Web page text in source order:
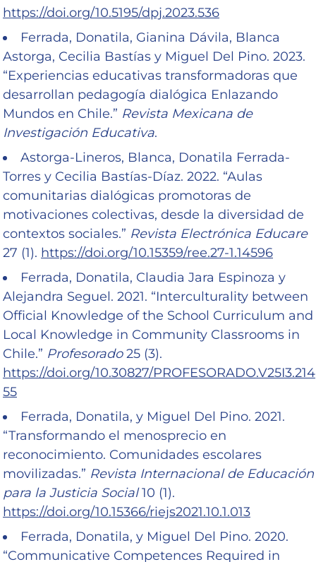
https://doi.org/10.5195/dpj.2023.536
Ferrada, Donatila, Gianina Dávila, Blanca
Astorga, Cecilia Bastías y Miguel Del Pino. 2023.
“Experiencias educativas transformadoras que
desarrollan pedagogía dialógica Enlazando
Mundos en Chile.” Revista Mexicana de
Investigación Educativa.
Astorga-Lineros, Blanca, Donatila Ferrada-
Torres y Cecilia Bastías-Díaz. 2022. “Aulas
comunitarias dialógicas promotoras de
motivaciones colectivas, desde la diversidad de
contextos sociales.” Revista Electrónica Educare
27 (1). https://doi.org/10.15359/ree.27-1.14596
Ferrada, Donatila, Claudia Jara Espinoza y
Alejandra Seguel. 2021. “Interculturality between
Official Knowledge of the School Curriculum and
Local Knowledge in Community Classrooms in
Chile.” Profesorado25 (3).
https://doi.org/10.30827/PROFESORADO.V25I3.214
55
Ferrada, Donatila, y Miguel Del Pino. 2021.
“Transformando el menosprecio en
reconocimiento. Comunidades escolares
movilizadas.” Revista Internacional de Educación
para la Justicia Social10 (1).
https://doi.org/10.15366/riejs2021.10.1.013
Ferrada, Donatila, y Miguel Del Pino. 2020.
“Communicative Competences Required in